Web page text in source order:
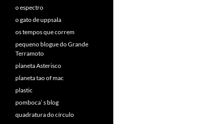
o espectro
o gato de uppsala
os tempos que correm
pequeno blogue do Grande
Terramoto
planeta Asterisco
planeta tao of mac
plastic
pomboca’ s blog
quadratura do círculo